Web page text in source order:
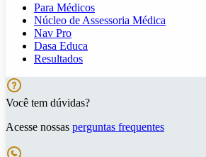
Para Médicos
Núcleo de Assessoria Médica
Nav Pro
Dasa Educa
Resultados
Você tem dúvidas?
Acesse nossas perguntas frequentes